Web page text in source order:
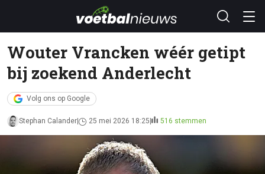
Wouter Vrancken wéér getipt
bij zoekend Anderlecht
Volg ons op Google
Stephan Calander 25 mei 2026 18:25 516 stemmen